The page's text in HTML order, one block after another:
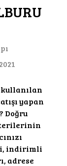
yapan
Doğru
indirimli
adrese